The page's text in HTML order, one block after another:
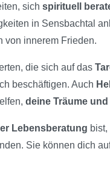
sich spirituell
in Sensbachtal
von innerem Frieden.
die sich auf das
beschäftigen. Auch
deine Träume und
Lebensberatung
Sie können dich